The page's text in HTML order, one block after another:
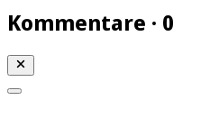
Kommentare · 0